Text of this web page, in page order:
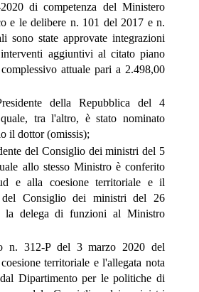
di competenza del Ministero
e le delibere n. 101 del 2017 e n.
sono state approvate integrazioni
aggiuntivi al citato piano
attuale pari a 2.498,00
della Repubblica del 4
tra l'altro, è stato nominato
il dottor (omissis);
del Consiglio dei ministri del 5
allo stesso Ministro è conferito
e alla coesione territoriale e il
del Consiglio dei ministri del 26
la delega di funzioni al Ministro
n. 312-P del 3 marzo 2020 del
territoriale e l'allegata nota
Dipartimento per le politiche di